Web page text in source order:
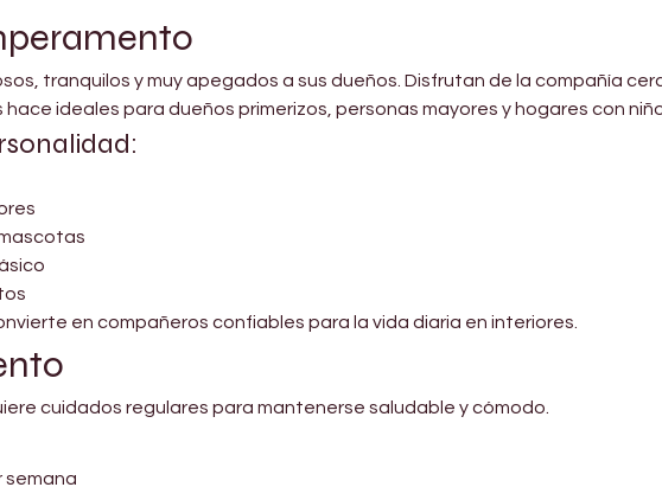
tranquilos y muy apegados a sus dueños. Disfrutan de la compañía
ideales para dueños primerizos, personas mayores y hogares con
en compañeros confiables para la vida diaria en interiores.
cuidados regulares para mantenerse saludable y cómodo.
semana